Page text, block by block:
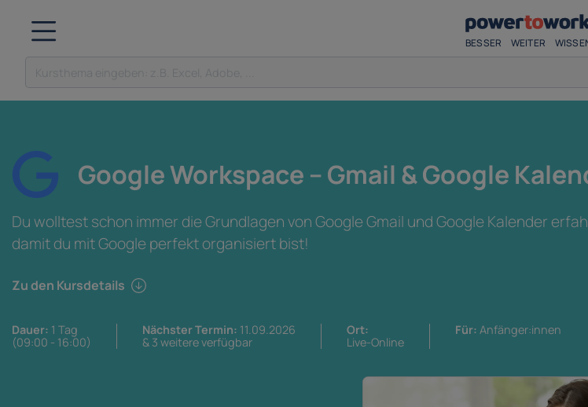
BESSER WEITER
Google Workspace – Gmail & Google
Du wolltest schon immer die Grundlagen von Google Gmail und Google Kalender
damit du mit Google perfekt organisiert bist!
Zu den Kursdetails
Dauer: 1 Tag
(09:00 - 16:00)
Nächster Termin: 11.09.2026
& 3 weitere verfügbar
Ort:
Live-Online
Für: Anfänger:innen